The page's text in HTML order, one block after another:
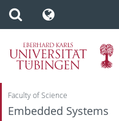
Faculty of Science
Embedded Systems